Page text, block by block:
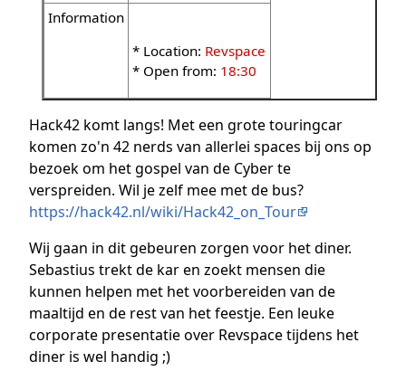
Information
* Location: Revspace
* Open from: 18:30
Hack42 komt langs! Met een grote touringcar
komen zo'n 42 nerds van allerlei spaces bij ons op
bezoek om het gospel van de Cyber te
verspreiden. Wil je zelf mee met de bus?
https://hack42.nl/wiki/Hack42_on_Tour
Wij gaan in dit gebeuren zorgen voor het diner.
Sebastius trekt de kar en zoekt mensen die
kunnen helpen met het voorbereiden van de
maaltijd en de rest van het feestje. Een leuke
corporate presentatie over Revspace tijdens het
diner is wel handig ;)